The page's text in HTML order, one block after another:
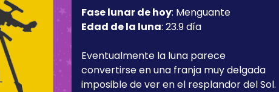
Fase lunar de hoy: Menguante
Edad de la luna: 23.9 día
Eventualmente la luna parece
convertirse en una franja muy delgada
imposible de ver en el resplandor del Sol.